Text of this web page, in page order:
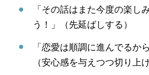
「その話はまた今度の楽し
う！」（先延ばしする）
「恋愛は順調に進んでるか
（安心感を与えつつ切り上げ